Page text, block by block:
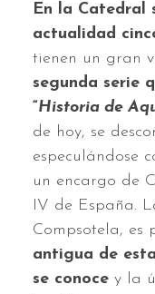
En la Catedral
actualidad
tienen un gran
segunda serie
“Historia de
de hoy, se
especulándose
un encargo de
IV de España.
Compsotela, es
antigua de
se conoce y la